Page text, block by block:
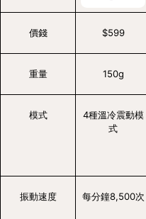
價錢 $599
重量 150g
模式
4種溫冷震動模
式
振動速度 每分鐘8,500次